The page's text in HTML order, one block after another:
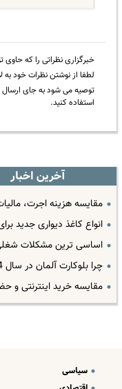
خبرگزاری نظراتی را که
لطفا از نوشتن نظرات خود به
توصیه می شود به جای ارسال
استفاده کنید.
آخرین اخبار
مقایسه هزینه اجرت،
انواع کاغذ دیواری جدید
اساسی ترین مشکلات
چرا بلوکارت آلمان در سال 2024 بهترین انتخاب است؟
مقایسه خرید اینترنتی و
سیاسی